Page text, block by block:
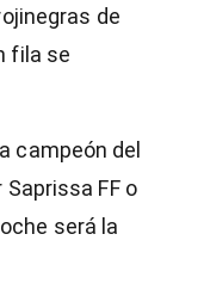
de
fila se
campeón del
FF o
será la